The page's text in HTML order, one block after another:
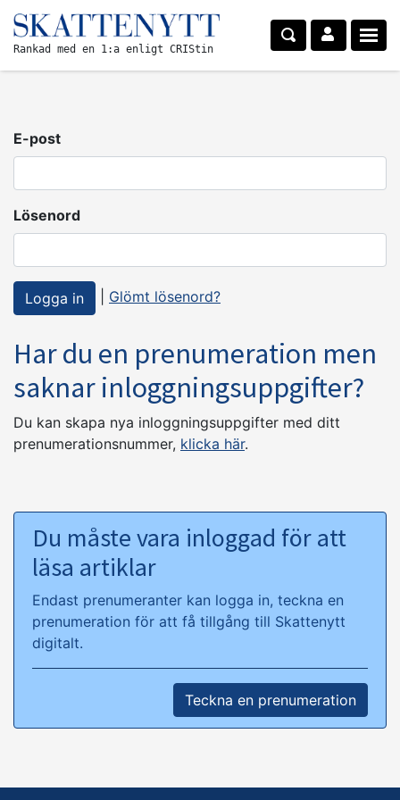
Rankad med en 1:a enligt CRIStin
E-post
Lösenord
Glömt lösenord?
Har du en prenumeration men
saknar inloggningsuppgifter?
Du kan skapa nya inloggningsuppgifter med ditt
prenumerationsnummer, klicka här.
Du måste vara inloggad för att
läsa artiklar
Endast prenumeranter kan logga in, teckna en
prenumeration för att få tillgång till Skattenytt
digitalt.
Teckna en prenumeration